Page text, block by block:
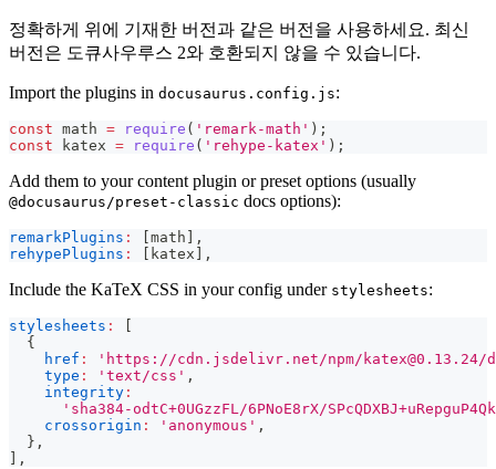
정확하게 위에 기재한 버전과 같은 버전을 사용하세요. 최신
버전은 도큐사우루스 2와 호환되지 않을 수 있습니다.
Import the plugins in docusaurus.config.js:
const math = require ( 'remark-math' ) ;
const katex = require ( 'rehype-katex' ) ;
Add them to your content plugin or preset options (usually
@docusaurus/preset-classic docs options):
remarkPlugins : math
,
rehypePlugins : katex ,
Include the KaTeX CSS in your config under stylesheets:
stylesheets :
{
href : 'https://cdn.jsdelivr.net/npm/ katex@0.13.24/
type : 'text/css' ,
integrity :
'sha384-odtC+0UGzzFL/6PNoE8rX/
crossorigin : 'anonymous' ,
} ,
,